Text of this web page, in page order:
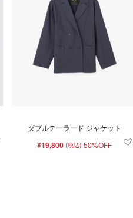
ダブルテーラード ジャケット
¥19,800 (税込) 50%OFF